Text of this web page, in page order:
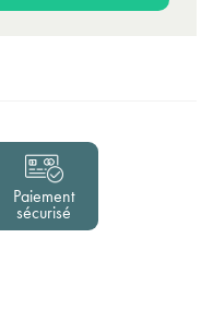
Paiement
sécurisé